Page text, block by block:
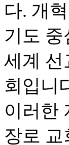
다. 개
기도
세계 선
회입니
이러한
장로